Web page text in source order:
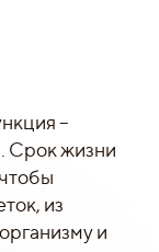
–
Срок жизни
из
и